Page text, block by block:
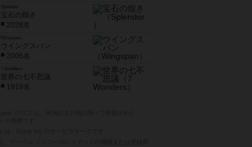
宝石の煌き
2028名
Wingspan
ウイングスパン
2006名
7 Wonders
世界の七不思議
1919名